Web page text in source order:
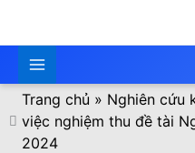
Trang chủ » Nghiên cứu
việc nghiệm thu đề tài
2024